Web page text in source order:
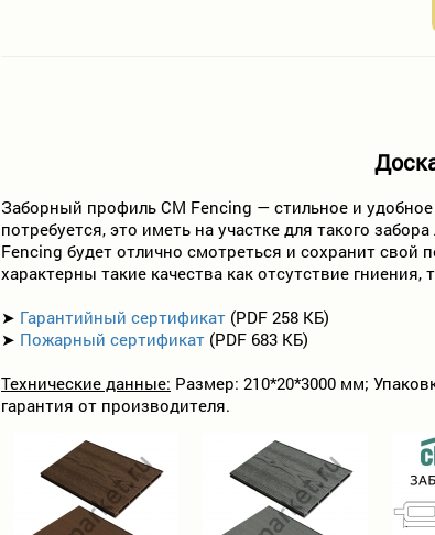
Заборный профиль CM Fencing — стильное и
потребуется, это иметь на участке для такого
Fencing будет отлично смотреться и сохранит свой
характерны такие качества как отсутствие
➤ Гарантийный сертификат (PDF 258 КБ)
➤ Пожарный сертификат (PDF 683 КБ)
Технические данные: Размер: 210*20*3000 мм;
гарантия от производителя.